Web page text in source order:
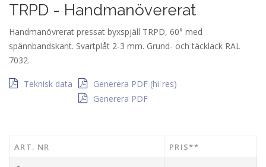
TRPD - Handmanövererat
Handmanövrerat pressat byxspjäll TRPD, 60° med
spännbandskant. Svartplåt 2-3 mm. Grund- och täcklack RAL
7032.
Teknisk data
Generera PDF (hi-res)
Generera PDF
ART. NR PRIS**